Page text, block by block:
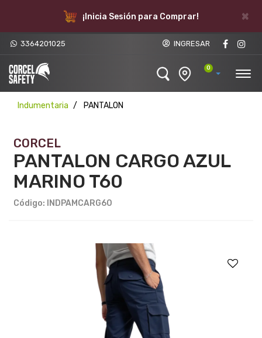
×
¡Inicia Sesión para Comprar!
3364201025 INGRESAR
0
Indumentaria PANTALON
CORCEL
PANTALON CARGO AZUL
MARINO T60
Código: INDPAMCARG60